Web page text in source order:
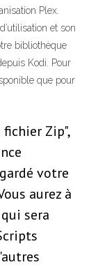
Plex.
et son
bibliothèque
Kodi. Pour
que pour
Zip",
votre
aurez à
sera